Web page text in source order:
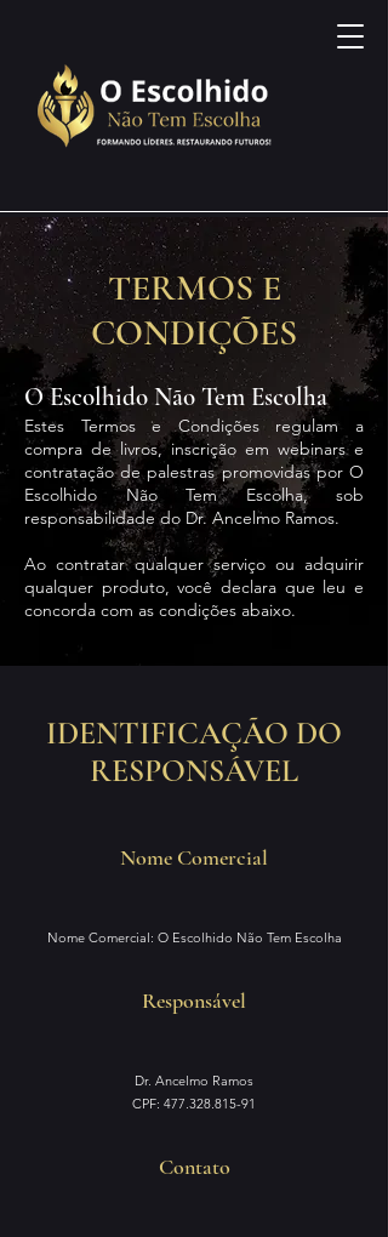
TERMOS E
CONDIÇÕES
O Escolhido Não Tem Escolha
Estes Termos e Condições regulam a
compra de livros, inscrição em webinars e
contratação de palestras promovidas por O
Escolhido Não Tem Escolha, sob
responsabilidade do Dr. Ancelmo Ramos.
Ao contratar qualquer serviço ou adquirir
qualquer produto, você declara que leu e
concorda com as condições abaixo.
IDENTIFICAÇÃO DO
RESPONSÁVEL
Nome Comercial
Nome Comercial: O Escolhido Não Tem Escolha
Responsável
Dr. Ancelmo Ramos
CPF: 477.328.815-91
Contato